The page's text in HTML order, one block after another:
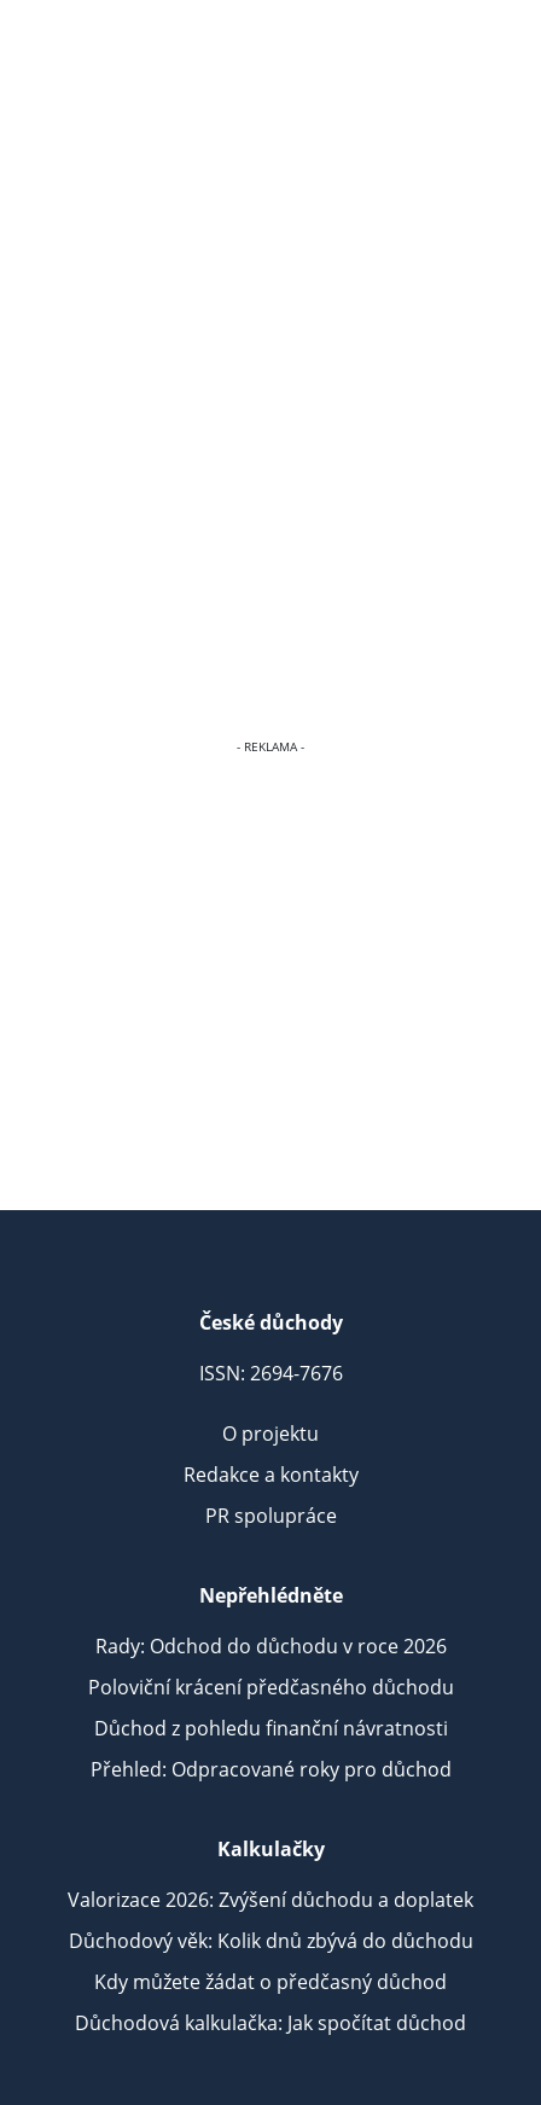
České důchody
ISSN: 2694-7676
O projektu
Redakce a kontakty
PR spolupráce
Nepřehlédněte
Rady: Odchod do důchodu v roce 2026
Poloviční krácení předčasného důchodu
Důchod z pohledu finanční návratnosti
Přehled: Odpracované roky pro důchod
Kalkulačky
Valorizace 2026: Zvýšení důchodu a doplatek
Důchodový věk: Kolik dnů zbývá do důchodu
Kdy můžete žádat o předčasný důchod
Důchodová kalkulačka: Jak spočítat důchod